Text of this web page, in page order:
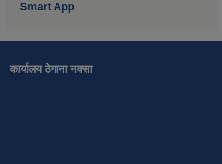
Smart App
कार्यालय ठेगाना नक्सा